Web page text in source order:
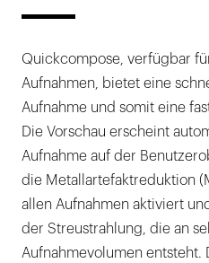
Quickcompose, verfügbar
Aufnahmen, bietet eine
Aufnahme und somit eine
Die Vorschau erscheint
Aufnahme auf der
die Metallartefaktreduktion
allen Aufnahmen aktiviert
der Streustrahlung, die an
Aufnahmevolumen